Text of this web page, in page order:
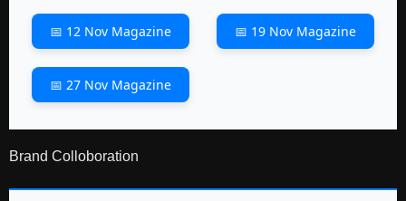
📅 12 Nov Magazine 📅 19 Nov Magazine
📅 27 Nov Magazine
Brand Colloboration